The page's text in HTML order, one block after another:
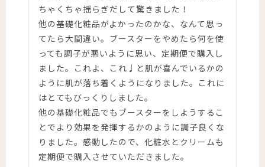
ちゃくちゃ揺らぎだして驚きました！
他の基礎化粧品がよかったのかな、なんて思っ
てたら大間違い。ブースターをやめたら何を使
っても調子が悪いように思い、定期便で購入し
ました。これよ、これ♩と肌が喜んでいるかの
ように肌が落ち着くようになりました。これに
はとてもびっくりしました。
他の基礎化粧品でもブースターをしようするこ
とでより効果を発揮するかのように調子良くな
りました。感動したので、化粧水とクリームも
定期便で購入させていただきました。